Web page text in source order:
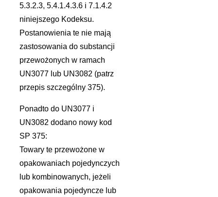
5.3.2.3, 5.4.1.4.3.6 i 7.1.4.2
niniejszego Kodeksu.
Postanowienia te nie mają
zastosowania do substancji
przewożonych w ramach
UN3077 lub UN3082 (patrz
przepis szczególny 375).
Ponadto do UN3077 i
UN3082 dodano nowy kod
SP 375:
Towary te przewożone w
opakowaniach pojedynczych
lub kombinowanych, jeżeli
opakowania pojedyncze lub